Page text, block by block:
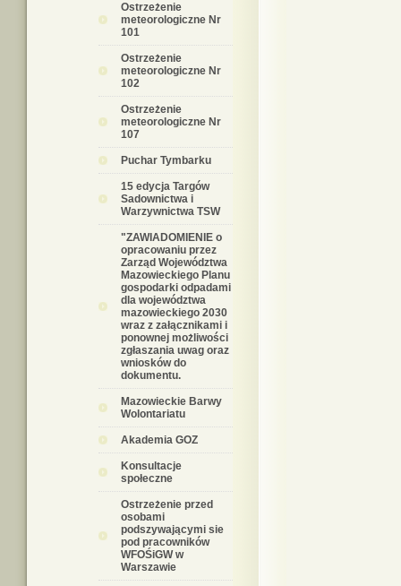
Ostrzeżenie
meteorologiczne Nr
101
Ostrzeżenie
meteorologiczne Nr
102
Ostrzeżenie
meteorologiczne Nr
107
Puchar Tymbarku
15 edycja Targów
Sadownictwa i
Warzywnictwa TSW
"ZAWIADOMIENIE o
opracowaniu przez
Zarząd Województwa
Mazowieckiego Planu
gospodarki odpadami
dla województwa
mazowieckiego 2030
wraz z załącznikami i
ponownej możliwości
zgłaszania uwag oraz
wniosków do
dokumentu.
Mazowieckie Barwy
Wolontariatu
Akademia GOZ
Konsultacje
społeczne
Ostrzeżenie przed
osobami
podszywającymi sie
pod pracowników
WFOŚiGW w
Warszawie